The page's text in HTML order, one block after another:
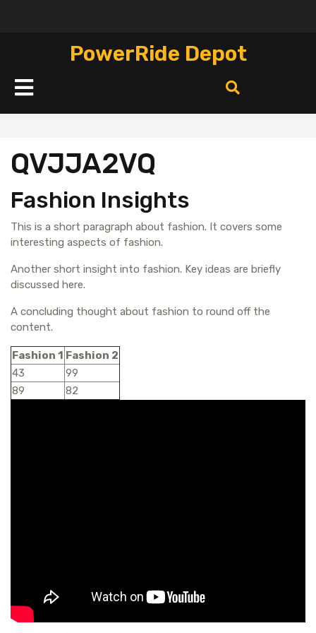
PowerRide Depot
Кнопка
Открыть
QVJJA2VQ
Fashion Insights
This is a short paragraph about fashion. It covers some
interesting aspects of fashion.
Another short insight into fashion. Key ideas are briefly
discussed here.
A concluding thought about fashion to round off the
content.
Fashion 1 Fashion 2
43
99
89
82